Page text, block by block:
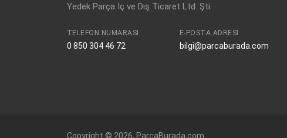
Yedek Parça İç ve Dış Ticaret Ltd. Şti.
TELEFON NUMARASI
0 850 304 46 72
E-POSTA ADRESI
bilgi@parcaburada.com
Copyright © 2026, ParcaBurada.com